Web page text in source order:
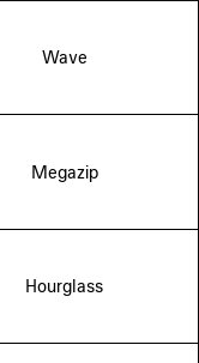
Wave
Megazip
Hourglass